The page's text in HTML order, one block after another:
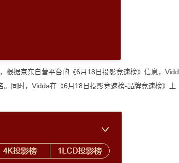
据京东自营平台的《6月18日投影竞速榜》信息，Vidd
同时，Vidda在《6月18日投影竞速榜-品牌竞速榜》上